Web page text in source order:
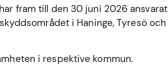
fram till den 30 juni 2026 ansvarat
i Haninge,Tyresöoch
i respektive kommun.